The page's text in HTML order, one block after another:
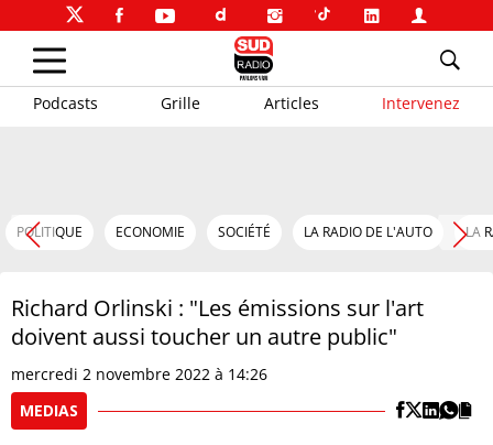
Podcasts Grille Articles Intervenez
POLITIQUE ECONOMIE SOCIÉTÉ LA RADIO DE L'AUTO LA
Richard Orlinski : "Les émissions sur l'art
doivent aussi toucher un autre public"
mercredi 2 novembre 2022 à 14:26
MEDIAS